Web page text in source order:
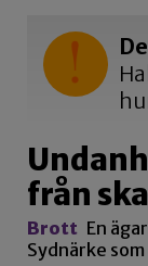
från
Brott En
Sydnärke